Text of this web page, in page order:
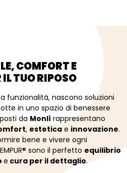
COMFORT E
TUO RIPOSO
funzionalità, nascono soluzioni
in uno spazio di benessere
da Monlì rappresentano
, estetica e innovazione.
bene e vivere ogni
sono il perfetto equilibrio
e cura per il dettaglio.